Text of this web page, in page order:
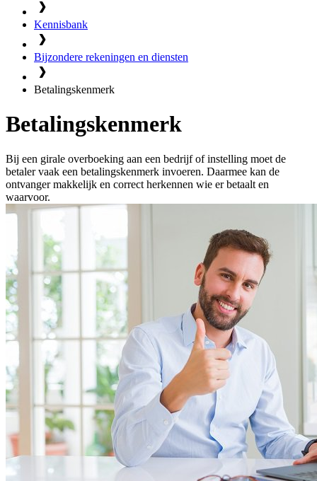
Kennisbank
Bijzondere rekeningen en diensten
Betalingskenmerk
Betalingskenmerk
Bij een girale overboeking aan een bedrijf of instelling moet de
betaler vaak een betalingskenmerk invoeren. Daarmee kan de
ontvanger makkelijk en correct herkennen wie er betaalt en
waarvoor.